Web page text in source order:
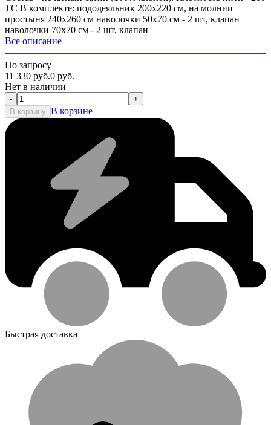
ТС В комплекте: пододеяльник 200х220 см, на молнии
простыня 240х260 см наволочки 50х70 см - 2 шт, клапан
наволочки 70х70 см - 2 шт, клапан
Все описание
По запросу
11 330 руб.0 руб.
Нет в наличии
-
+
В корзину В корзине
Быстрая доставка